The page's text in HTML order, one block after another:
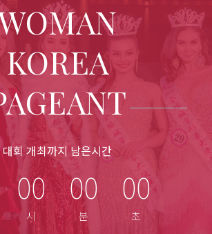
KOREA
대회 개최까지 남은시간
00 00 00